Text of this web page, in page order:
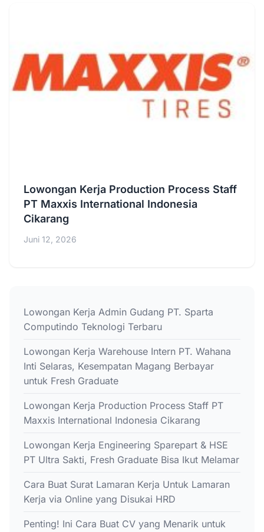
Lowongan Kerja Production Process Staff
PT Maxxis International Indonesia
Cikarang
Juni 12, 2026
Lowongan Kerja Admin Gudang PT. Sparta
Computindo Teknologi Terbaru
Lowongan Kerja Warehouse Intern PT. Wahana
Inti Selaras, Kesempatan Magang Berbayar
untuk Fresh Graduate
Lowongan Kerja Production Process Staff PT
Maxxis International Indonesia Cikarang
Lowongan Kerja Engineering Sparepart & HSE
PT Ultra Sakti, Fresh Graduate Bisa Ikut Melamar
Cara Buat Surat Lamaran Kerja Untuk Lamaran
Kerja via Online yang Disukai HRD
Penting! Ini Cara Buat CV yang Menarik untuk